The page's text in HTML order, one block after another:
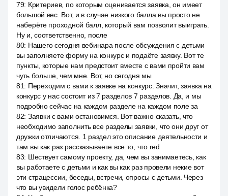
79: Критериев, по которым оценивается заявка, он имеет
большой вес. Вот, и в случае низкого балла вы просто не
наберёте проходной балл, который вам позволит выиграть.
Ну и, соответственно, после
80: Нашего сегодня вебинара после обсуждения с детьми
вы заполняете форму на конкурс и подаёте заявку. Вот те
пункты, которые нам предстоит вместе с вами пройти вам
чуть больше, чем мне. Вот, но сегодня мы
81: Переходим с вами к заявке на конкурс. Значит, заявка на
конкурс у нас состоит из 7 разделов 7 разделов. Да, и мы
подробно сейчас на каждом разделе на каждом поле за
82: Заявки с вами остановимся. Вот важно сказать, что
необходимо заполнить все разделы заявки, что они друг от
дружки отличаются. 1 раздел это описание деятельности и
там вы как раз рассказываете все то, что red
83: Шествует самому проекту, да, чем вы занимаетесь, как
вы работаете с детьми и как вы как раз провели некие вот
эти страцессии, беседы, встречи, опросы с детьми. Через
что вы увидели голос ребёнка?